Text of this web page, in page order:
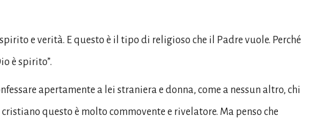
e verità. E questo è il tipo di religioso che il Padre vuole. Perché
è spirito”.
apertamente a lei straniera e donna, come a nessun altro, chi
questo è molto commovente e rivelatore. Ma penso che